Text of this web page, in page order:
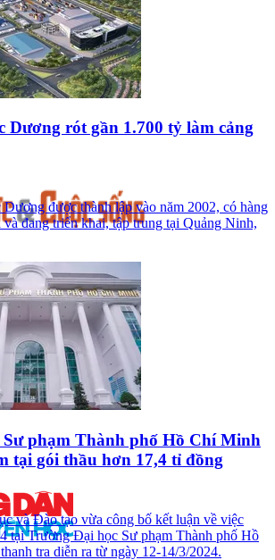
Dương rót gần 1.700 tỷ làm cảng
được thành lập vào năm 2002, có hàng
đang triển khai, tập trung tại Quảng Ninh,
phạm Thành phố Hồ Chí Minh
tại gói thầu hơn 17,4 tỉ đồng
và Đào tạo vừa công bố kết luận về việc
tại Trường Đại học Sư phạm Thành phố Hồ
tra diễn ra từ ngày 12-14/3/2024.